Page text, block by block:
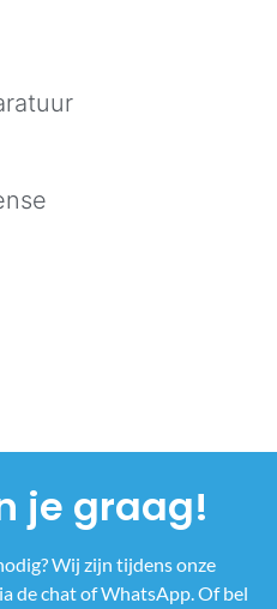
je graag!
Wij zijn tijdens onze
de chat of WhatsApp. Of bel